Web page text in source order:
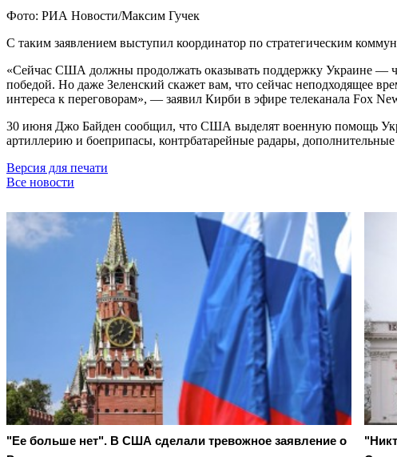
Фото: РИА Новости/Максим Гучек
С таким заявлением выступил координатор по стратегическим
«Сейчас США должны продолжать оказывать поддержку Украине —
победой. Но даже Зеленский скажет вам, что сейчас неподходящее
интереса к переговорам», — заявил Кирби в эфире телеканала Fox
30 июня Джо Байден сообщил, что США выделят военную помощь
артиллерию и боеприпасы, контрбатарейные радары,
Версия для печати
Все новости
"Ее больше нет". В США сделали тревожное заявление о